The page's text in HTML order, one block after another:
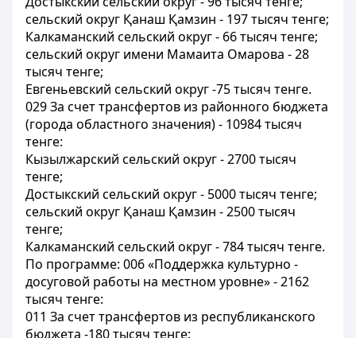
сельский округ Қанаш Қамзин - 197 тысяч тенге;
Калкаманский сельский округ - 66 тысяч тенге;
сельский округ имени Мамаита Омарова - 28
тысяч тенге;
Евгеньевский сельский округ -75 тысяч тенге.
029 За счет трансфертов из районного бюджета
(города областного значения) - 10984 тысяч
тенге:
Кызылжарский сельский округ - 2700 тысяч
тенге;
Достыкский сельский округ - 5000 тысяч тенге;
сельский округ Қанаш Қамзин - 2500 тысяч
тенге;
Калкаманский сельский округ - 784 тысяч тенге.
По программе: 006 «Поддержка культурно -
досуговой работы на местном уровне» - 2162
тысяч тенге:
011 За счет трансфертов из республиканского
бюджета -180 тысяч тенге: